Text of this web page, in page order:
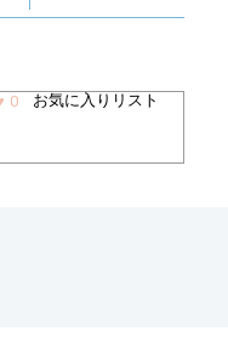
0 お気に入りリスト